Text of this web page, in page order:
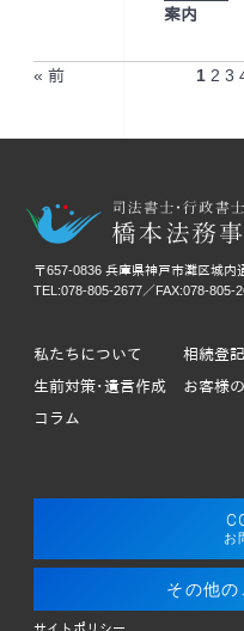
案内
« 前 1 2 3
〒657-0836 兵庫県神戸市灘区城内
TEL:078-805-2677／FAX:078-805-
私たちについて 相続登
生前対策･遺言作成
お客様
コラム
お
その他の